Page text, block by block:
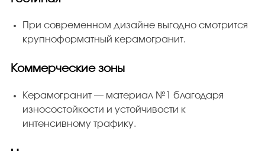
При современном дизайне выгодно смотрится
крупноформатный керамогранит.
Коммерческие зоны
Керамогранит — материал №1 благодаря
износостойкости и устойчивости к
интенсивному трафику.